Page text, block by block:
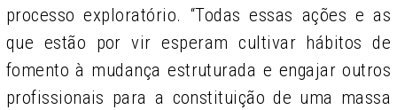
processo exploratório. “Todas essas ações e as
que estão por vir esperam cultivar hábitos de
fomento à mudança estruturada e engajar outros
profissionais para a constituição de uma massa